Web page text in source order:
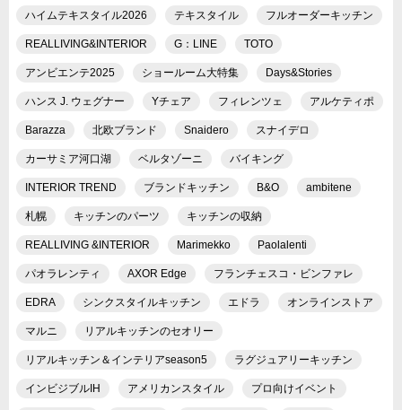
ハイムテキスタイル2026 テキスタイル フルオーダーキッチン
REALLIVING&INTERIOR G：LINE TOTO
アンビエンテ2025 ショールーム大特集 Days&Stories
ハンス J. ウェグナー Yチェア フィレンツェ アルケティポ
Barazza 北欧ブランド Snaidero スナイデロ
カーサミア河口湖 ベルタゾーニ バイキング
INTERIOR TREND ブランドキッチン B&O ambitene
札幌 キッチンのパーツ キッチンの収納
REALLIVING &INTERIOR Marimekko Paolalenti
パオラレンティ AXOR Edge フランチェスコ・ビンファレ
EDRA シンクスタイルキッチン エドラ オンラインストア
マルニ リアルキッチンのセオリー
リアルキッチン＆インテリアseason5 ラグジュアリーキッチン
インビジブルIH アメリカンスタイル プロ向けイベント